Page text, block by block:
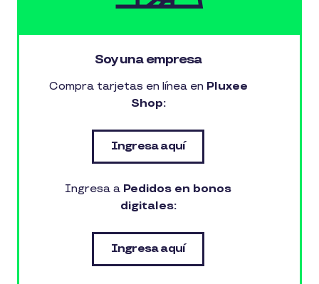
Soy una empresa
Compra tarjetas en línea en Pluxee
Shop:
Ingresa aquí
Ingresa a Pedidos en bonos
digitales:
Ingresa aquí